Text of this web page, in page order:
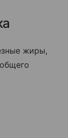
жиры,